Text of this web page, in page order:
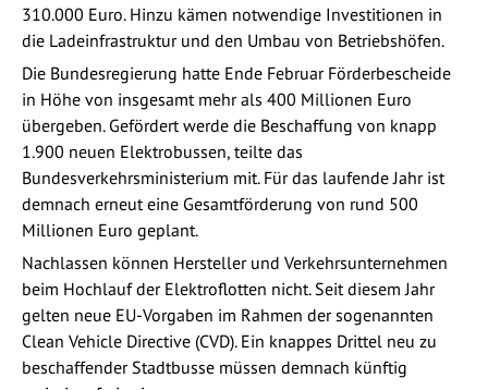
310.000 Euro. Hinzu kämen notwendige Investitionen in
die Ladeinfrastruktur und den Umbau von Betriebshöfen.
Die Bundesregierung hatte Ende Februar Förderbescheide
in Höhe von insgesamt mehr als 400 Millionen Euro
übergeben. Gefördert werde die Beschaffung von knapp
1.900 neuen Elektrobussen, teilte das
Bundesverkehrsministerium mit. Für das laufende Jahr ist
demnach erneut eine Gesamtförderung von rund 500
Millionen Euro geplant.
Nachlassen können Hersteller und Verkehrsunternehmen
beim Hochlauf der Elektroflotten nicht. Seit diesem Jahr
gelten neue EU-Vorgaben im Rahmen der sogenannten
Clean Vehicle Directive (CVD). Ein knappes Drittel neu zu
beschaffender Stadtbusse müssen demnach künftig